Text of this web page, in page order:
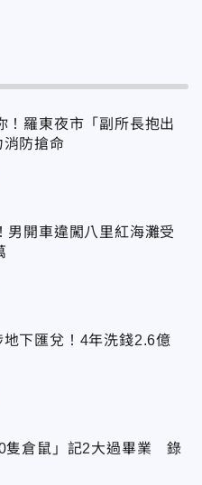
！羅東夜市「副所長抱出
消防搶命
男開車違闖八里紅海灘受
地下匯兌！4年洗錢2.6億
隻倉鼠」記2大過畢業 錄